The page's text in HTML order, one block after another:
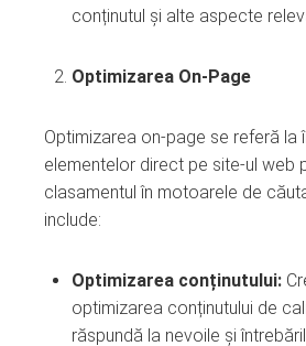
conținutul și alte aspecte
Optimizarea On-Page
Optimizarea on-page se referă la
elementelor direct pe site-ul web
clasamentul în motoarele de
include:
Optimizarea conținutului:
optimizarea conținutului de
răspundă la nevoile și